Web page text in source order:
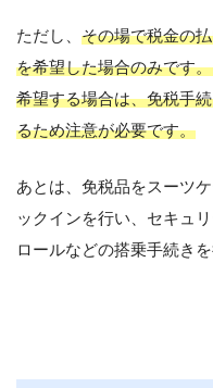
ただし、 その場で税金の
を希望した場合のみです
希望する場合は、免税手
るため注意が必要です。
あとは、免税品をスーツ
ックインを行い、セキュ
ロールなどの搭乗手続き